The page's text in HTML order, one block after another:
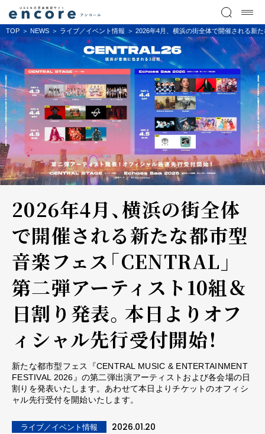
TOP NEWS ライブ／イベント情報 2026年4月、横浜の街全体で開催される新
2026年4月、横浜の街全体
で開催される新たな都市型
音楽フェス「CENTRAL」
第二弾アーティスト10組＆
日割り発表。本日よりオフ
ィシャル先行受付開始！
新たな都市型フェス『CENTRAL MUSIC & ENTERTAINMENT
FESTIVAL 2026』の第二弾出演アーティストおよび各会場の日
割りを発表いたします。あわせて本日よりチケットのオフィシ
ャル先行受付を開始いたします。
ライブ／イベント情報 2026.01.20